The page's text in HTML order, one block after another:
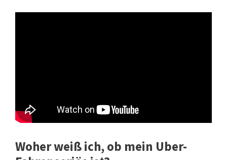
Woher weiß ich, ob mein Uber-